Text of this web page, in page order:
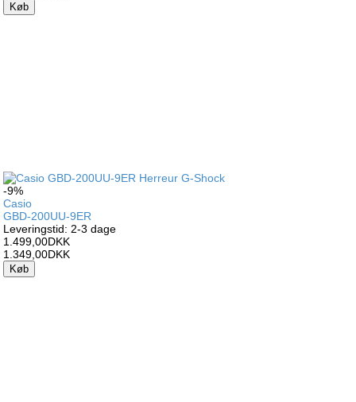
Køb
-9%
Casio
GBD-200UU-9ER
Leveringstid: 2-3 dage
1.499,00DKK
1.349,00DKK
Køb